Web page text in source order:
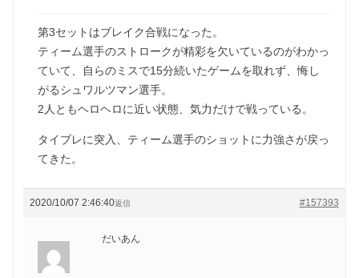
第3セットはブレイク合戦になった。
ティーム選手のストロークが精彩を欠いているのがわかっ
ていて、自らのミスで15分続いたゲームを取れず、悔し
がるシュワルツマン選手。
2人ともヘロヘロに近い状態、気力だけで戦っている。
タイブレに突入、ティーム選手のショットに力強さが戻っ
てきた。
2020/10/07 2:46:40 #157393
返信
だいあん